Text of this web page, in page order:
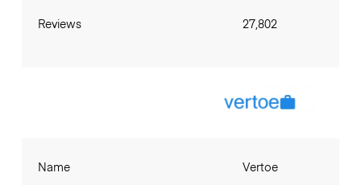
Reviews 27,802
Name Vertoe